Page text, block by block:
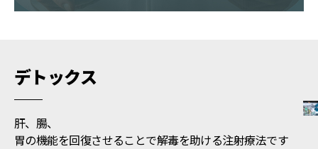
デトックス
肝、腸、
胃の機能を回復させることで解毒を助ける注射療法です